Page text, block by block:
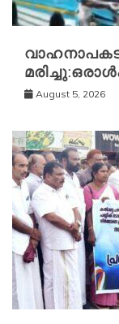
August 5, 2026